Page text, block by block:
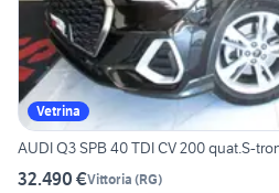
Vetrina
AUDI Q3 SPB 40 TDI CV 200 quat.S-
32.490 €Vittoria (RG)